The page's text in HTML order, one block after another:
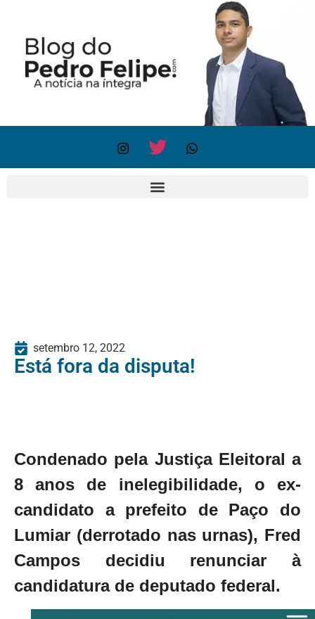
setembro 12, 2022
Está fora da disputa!
Condenado pela Justiça Eleitoral a
8 anos de inelegibilidade, o ex-
candidato a prefeito de Paço do
Lumiar (derrotado nas urnas), Fred
Campos decidiu renunciar à
candidatura de deputado federal.